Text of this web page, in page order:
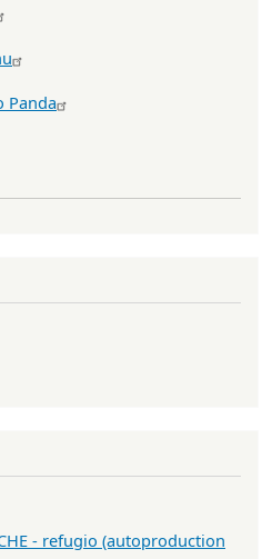
Panda
- refugio (autoproduction